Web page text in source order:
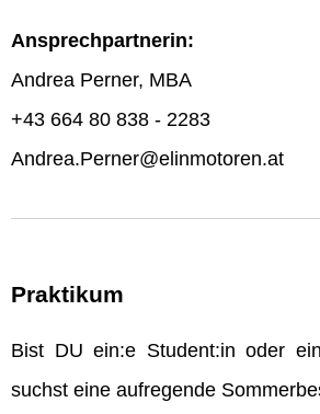
Ansprechpartnerin:
Andrea Perner, MBA
+43 664 80 838 - 2283
Andrea.Perner@elinmotoren.at
Praktikum
Bist DU ein:e Student:in oder
suchst eine aufregende